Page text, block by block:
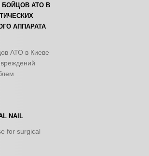
БОЙЦОВ АТО В
АППАРАТА
АТО в Киеве
NAIL
for surgical